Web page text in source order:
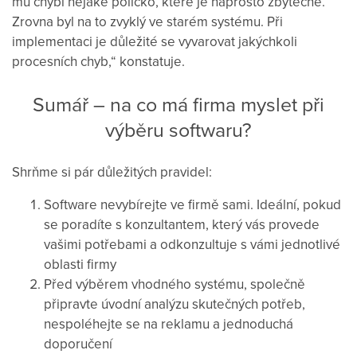
Zrovna byl na to zvyklý ve starém systému. Při
implementaci je důležité se vyvarovat jakýchkoli
procesních chyb,“ konstatuje.
Sumář – na co má firma myslet při
výběru softwaru?
Shrňme si pár důležitých pravidel:
Software nevybírejte ve firmě sami. Ideální, pokud
se poradíte s konzultantem, který vás provede
vašimi potřebami a odkonzultuje s vámi jednotlivé
oblasti firmy
Před výběrem vhodného systému, společně
připravte úvodní analýzu skutečných potřeb,
nespoléhejte se na reklamu a jednoduchá
doporučení